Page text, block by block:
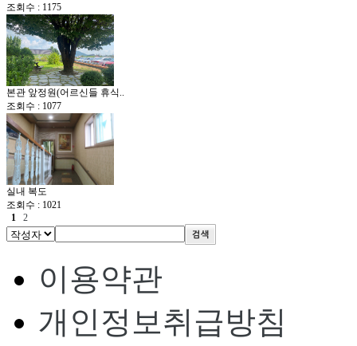
조회수 : 1175
본관 앞정원(어르신들 휴식..
조회수 : 1077
실내 복도
조회수 : 1021
1
2
이용약관
개인정보취급방침